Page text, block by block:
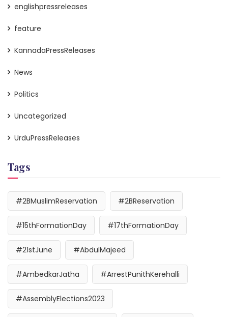
englishpressreleases
feature
KannadaPressReleases
News
Politics
Uncategorized
UrduPressReleases
Tags
#2BMuslimReservation #2BReservation
#15thFormationDay #17thFormationDay
#21stJune #AbdulMajeed
#AmbedkarJatha #ArrestPunithKerehalli
#AssemblyElections2023